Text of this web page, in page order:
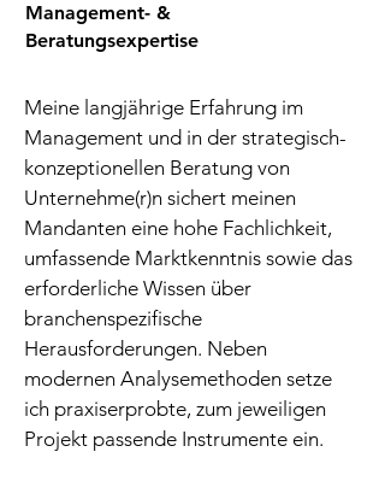
Management- &
Beratungsexpertise
Meine langjährige Erfahrung im
Management und in der strategisch-
konzeptionellen Beratung von
Unternehme(r)n sichert meinen
Mandanten eine hohe Fachlichkeit,
umfassende Marktkenntnis sowie das
erforderliche Wissen über
branchenspezifische
Herausforderungen. Neben
modernen Analysemethoden setze
ich praxiserprobte, zum jeweiligen
Projekt passende Instrumente ein.